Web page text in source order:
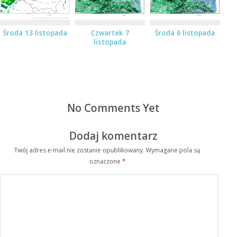
Środa 13 listopada
Czwartek 7
listopada
Środa 6 listopada
No Comments Yet
Dodaj komentarz
Twój adres e-mail nie zostanie opublikowany. Wymagane pola są
oznaczone *